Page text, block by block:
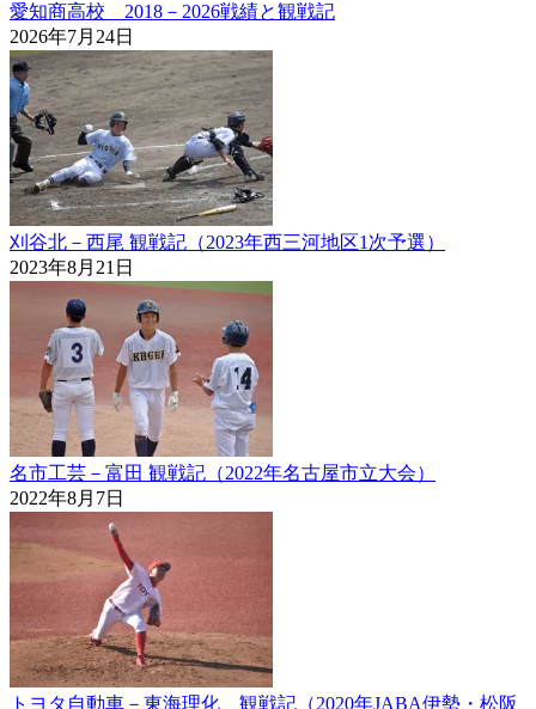
愛知商高校 2018－2026戦績と観戦記
2026年7月24日
刈谷北－西尾 観戦記（2023年西三河地区1次予選）
2023年8月21日
名市工芸－富田 観戦記（2022年名古屋市立大会）
2022年8月7日
トヨタ自動車－東海理化 観戦記（2020年JABA伊勢・松阪